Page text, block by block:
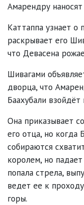
Амарендру
Каттаппа узнает о
раскрывает его
что Девасена
Шивагами
дворца, что
Баахубали взойдёт
Она приказывает
его отца, но когда
собираются
королем, но
попала стрела,
ведет ее к
горы.